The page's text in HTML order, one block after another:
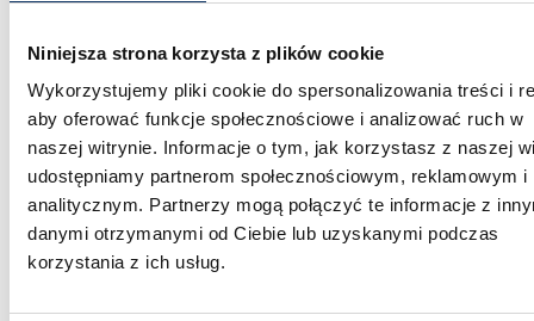
Niniejsza strona korzysta z plików cookie
Wykorzystujemy pliki cookie do spersonalizowania treści i
aby oferować funkcje społecznościowe i analizować ruch w
naszej witrynie. Informacje o tym, jak korzystasz z naszej
udostępniamy partnerom społecznościowym, reklamowym i
analitycznym. Partnerzy mogą połączyć te informacje z
danymi otrzymanymi od Ciebie lub uzyskanymi podczas
korzystania z ich usług.
dokładnie to, czego potrzebuje.
Jeśli więc masz pomysł na własny projekt albo po
prostu szukasz auta, które będzie wyróżniać się na
drodze – import z USA może być idealnym
rozwiązaniem.